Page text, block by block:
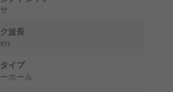
波長
イプ
ホール